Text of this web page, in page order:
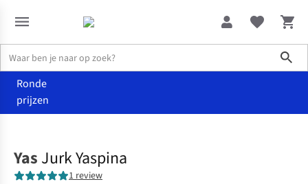
Ronde
prijzen
Yas Jurk Yaspina
1 review